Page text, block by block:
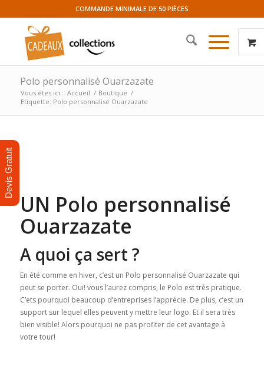
COMMANDE MINIMALE DE 50 PIÈCES
Polo personnalisé Ouarzazate
Vous êtes ici : Accueil / Boutique /
Etiquette: Polo personnalisé Ouarzazate
UN Polo personnalisé
Ouarzazate
A quoi ça sert ?
En été comme en hiver, c’est un Polo personnalisé Ouarzazate qui
peut se porter. Oui! vous l’aurez compris, le Polo est très pratique.
C’ets pourquoi beaucoup d’entreprises l’apprécie. De plus, c’est un
support sur lequel elles peuvent y mettre leur logo. Et il sera très
bien visible! Alors pourquoi ne pas profiter de cet avantage à
votre tour!
Devis Gratuit